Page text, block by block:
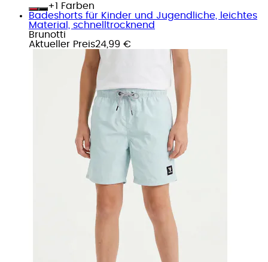
+
Farben
Badeshorts für Kinder und Jugendliche, leichtes
Material, schnelltrocknend
Brunotti
Aktueller Preis24,99 €